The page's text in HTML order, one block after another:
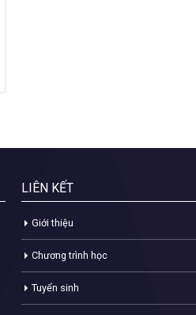
LIÊN KẾT
Giới thiệu
Chương trình học
Tuyển sinh